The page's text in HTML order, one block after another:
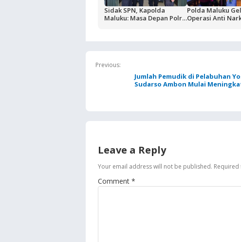
Sidak SPN, Kapolda
Maluku: Masa Depan Polri
Polda Maluku
Operasi Anti
Previous:
Jumlah Pemudik di Pelabuhan
Sudarso Ambon Mulai
Leave a Reply
Your email address will not be published.
Comment *